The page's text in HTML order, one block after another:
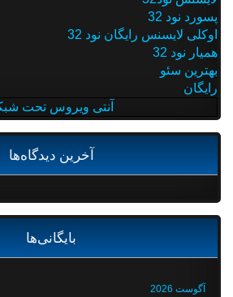
پسورد نود 32
اوکلی لایسنس رایگان نود 32
همیار نود 32
بهترین سئو
رایگان
آنتی ویروس تحت شبکه
آخرین دیدگاه‌ها
بایگانی‌ها
آگوست 2026